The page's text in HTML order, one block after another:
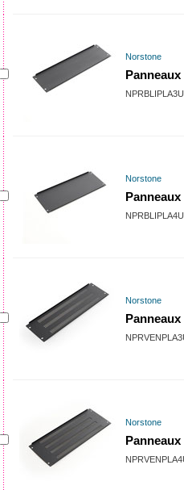
Norstone
NPRBLIPLA3U
Norstone
NPRBLIPLA4U
Norstone
Norstone